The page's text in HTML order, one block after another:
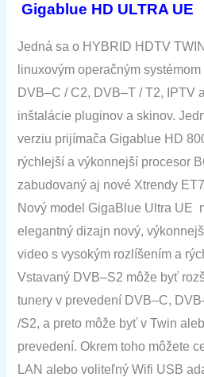
Gigablue HD ULTRA UE
Jedná sa o HYBRID HDTV TWIN
linuxovým operačným
DVB–C/ C2, DVB–T/ T2, IPTV a
inštalácie pluginov a skinov.
verziu prijímača Gigablue HD
rýchlejší a výkonnejší procesor
zabudovaný aj nové Xtrendy
Nový model GigaBlue Ultra UE
elegantný dizajn nový,
video s vysokým rozlíšením a
Vstavaný DVB–S2 môže byť
tunery v prevedení DVB–C, DVB
/S2, a preto môže byť v Twin
prevedení. Okrem toho môžete
LAN alebo voliteľný Wifi USB